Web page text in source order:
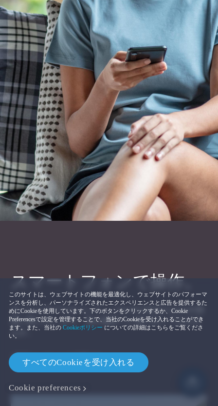
スマートフォンで操作。
モバイルアプリのコンテンツをVRで自分だけの大画
面に映し出します。別の場所へと抜け出してみませ
んか。
*対応コンテンツが必要です。
このサイトは、ウェブサイトの機能を最適化し、ウェブサイトのパフォーマ
ンスを分析し、パーソナライズされたエクスペリエンスと広告を提供するた
めにCookieを使用しています。下のボタンをクリックするか、Cookie
Preferencesで設定を管理することで、当社のCookieを受け入れることができ
ます。また、当社の Cookieポリシー についての詳細はこちらをご覧くださ
い。
すべてのCookieを受け入れる
Cookie preferences